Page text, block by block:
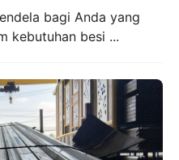
bagi Anda yang
kebutuhan besi ...